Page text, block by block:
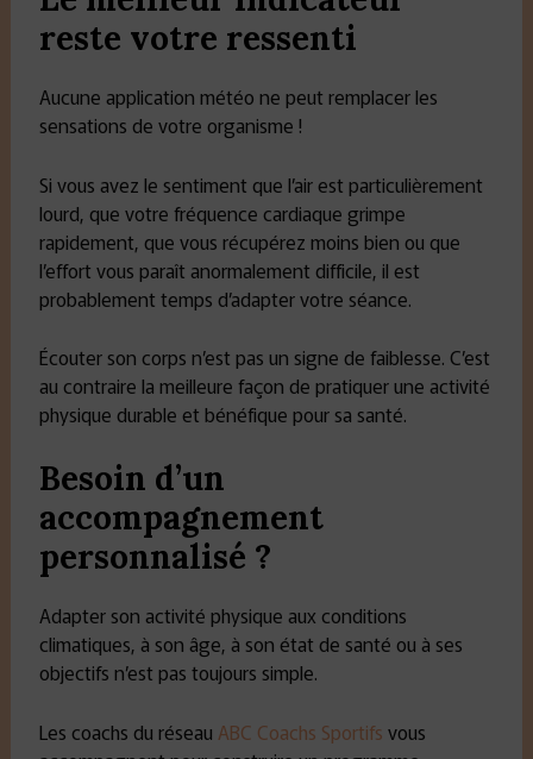
reste votre ressenti
Aucune application météo ne peut remplacer les
sensations de votre organisme !
Si vous avez le sentiment que l’air est particulièrement
lourd, que votre fréquence cardiaque grimpe
rapidement, que vous récupérez moins bien ou que
l’effort vous paraît anormalement difficile, il est
probablement temps d’adapter votre séance.
Écouter son corps n’est pas un signe de faiblesse. C’est
au contraire la meilleure façon de pratiquer une activité
physique durable et bénéfique pour sa santé.
Besoin d’un
accompagnement
personnalisé ?
Adapter son activité physique aux conditions
climatiques, à son âge, à son état de santé ou à ses
objectifs n’est pas toujours simple.
Les coachs du réseau ABC Coachs Sportifs vous